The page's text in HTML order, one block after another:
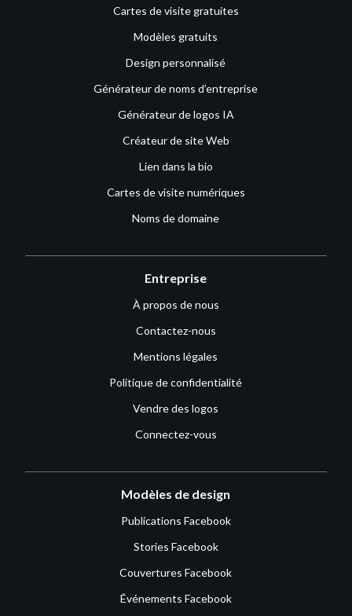
Cartes de visite gratuites
Modèles gratuits
Design personnalisé
Générateur de noms d’entreprise
Générateur de logos IA
Créateur de site Web
Lien dans la bio
Cartes de visite numériques
Noms de domaine
Entreprise
À propos de nous
Contactez-nous
Mentions légales
Politique de confidentialité
Vendre des logos
Connectez-vous
Modèles de design
Publications Facebook
Stories Facebook
Couvertures Facebook
Événements Facebook